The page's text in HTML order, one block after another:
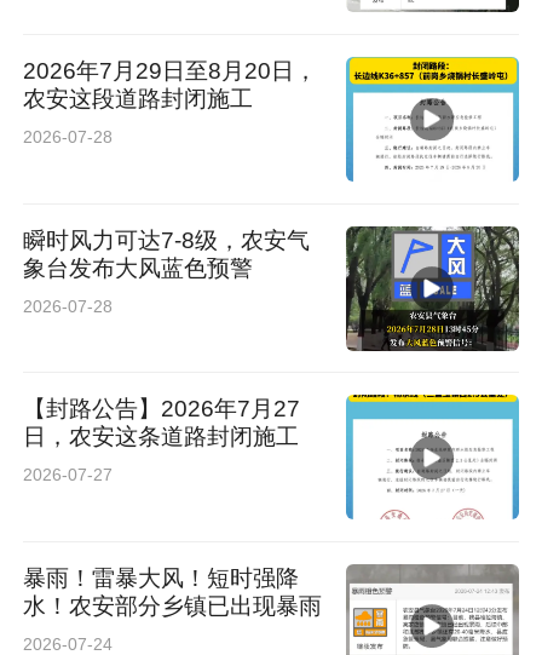
2026年7月29日至8月20日，
农安这段道路封闭施工
2026-07-28
瞬时风力可达7-8级，农安气
象台发布大风蓝色预警
2026-07-28
【封路公告】2026年7月27
日，农安这条道路封闭施工
2026-07-27
暴雨！雷暴大风！短时强降
水！农安部分乡镇已出现暴雨
2026-07-24